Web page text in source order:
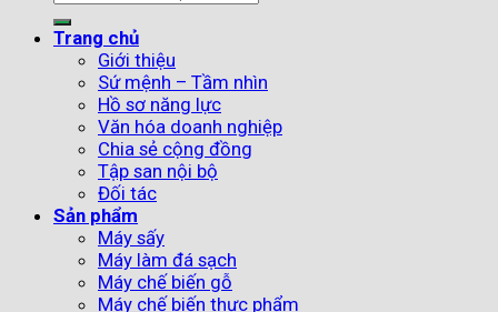
Trang chủ
Giới thiệu
Sứ mệnh – Tầm nhìn
Hồ sơ năng lực
Văn hóa doanh nghiệp
Chia sẻ cộng đồng
Tập san nội bộ
Đối tác
Sản phẩm
Máy sấy
Máy làm đá sạch
Máy chế biến gỗ
Máy chế biến thực phẩm